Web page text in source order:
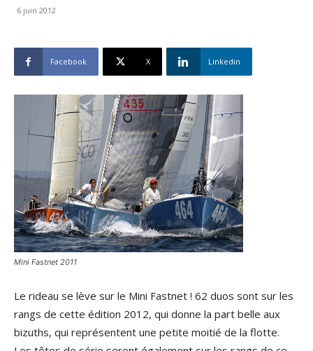
6 juin 2012
Facebook X Linkedin
Mini Fastnet 2011
Le rideau se lève sur le Mini Fastnet ! 62 duos sont sur les
rangs de cette édition 2012, qui donne la part belle aux
bizuths, qui représentent une petite moitié de la flotte.